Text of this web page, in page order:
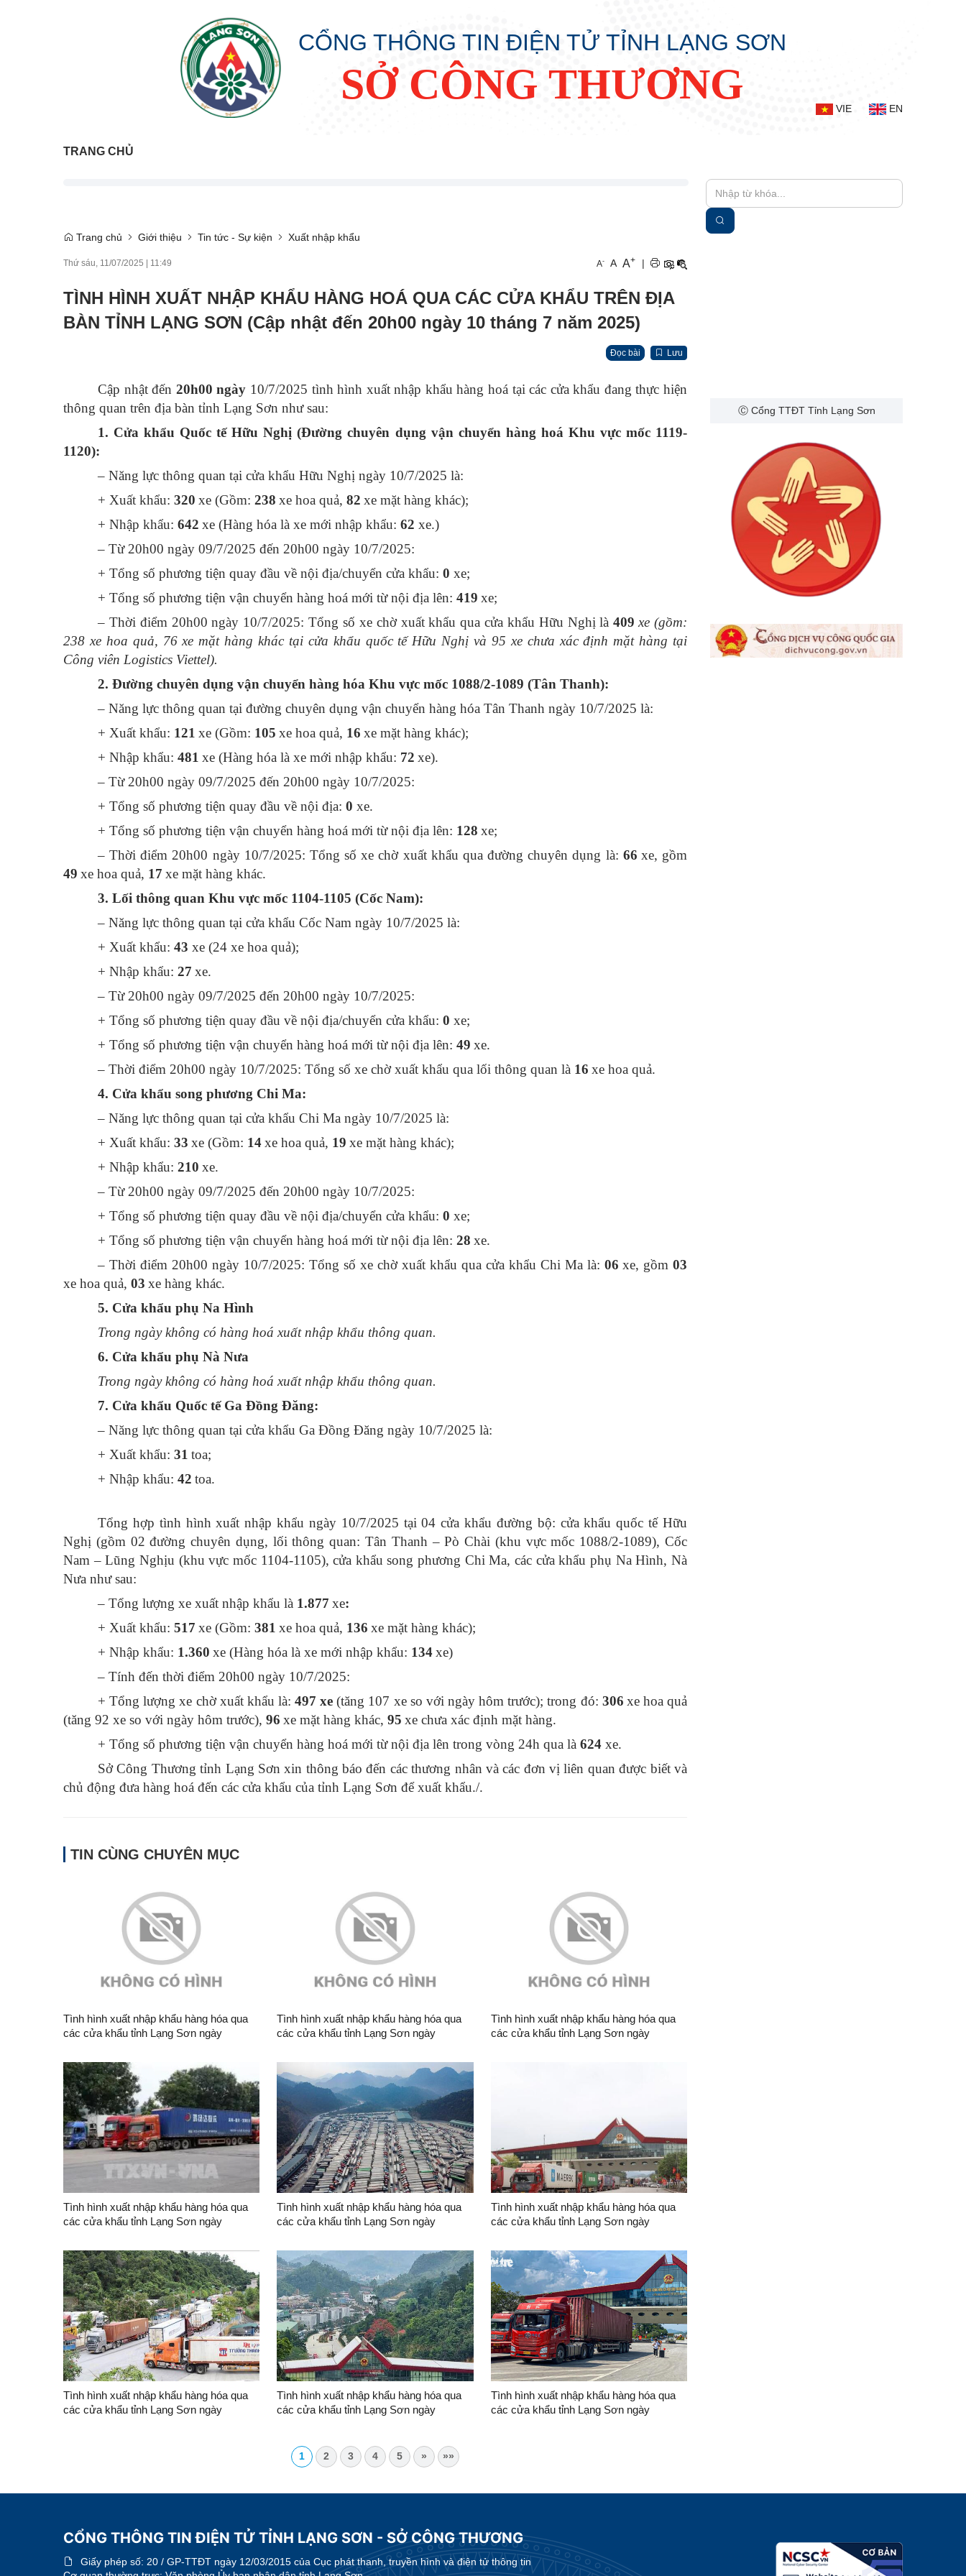
CỔNG THÔNG TIN ĐIỆN TỬ TỈNH LẠNG SƠN
SỞ CÔNG THƯƠNG
VIE EN
TRANG CHỦ
Trang chủ Giới thiệu Tin tức - Sự kiện Xuất nhập khẩu
Thứ sáu, 11/07/2025 | 11:49 A- A A+ |
TÌNH HÌNH XUẤT NHẬP KHẨU HÀNG HOÁ QUA CÁC CỬA KHẨU TRÊN ĐỊA
BÀN TỈNH LẠNG SƠN (Cập nhật đến 20h00 ngày 10 tháng 7 năm 2025)
Đọc bài Lưu
Cập nhật đến 20h00 ngày 10/7/2025 tình hình xuất nhập khẩu hàng hoá tại các cửa khẩu đang thực hiện
thông quan trên địa bàn tỉnh Lạng Sơn như sau:
1. Cửa khẩu Quốc tế Hữu Nghị (Đường chuyên dụng vận chuyển hàng hoá Khu vực mốc 1119-
1120):
– Năng lực thông quan tại cửa khẩu Hữu Nghị ngày 10/7/2025 là:
+ Xuất khẩu: 320 xe (Gồm: 238 xe hoa quả, 82 xe mặt hàng khác);
+ Nhập khẩu: 642 xe (Hàng hóa là xe mới nhập khẩu: 62 xe.)
– Từ 20h00 ngày 09/7/2025 đến 20h00 ngày 10/7/2025:
+ Tổng số phương tiện quay đầu về nội địa/chuyển cửa khẩu: 0 xe;
+ Tổng số phương tiện vận chuyển hàng hoá mới từ nội địa lên: 419 xe;
– Thời điểm 20h00 ngày 10/7/2025: Tổng số xe chờ xuất khẩu qua cửa khẩu Hữu Nghị là 409 xe (gồm:
238 xe hoa quả, 76xe mặt hàng khác tại cửa khẩu quốc tế Hữu Nghị và 95 xe chưa xác định mặt hàng tại
Công viên Logistics Viettel).
2. Đường chuyên dụng vận chuyển hàng hóa Khu vực mốc 1088/2-1089 (Tân Thanh):
– Năng lực thông quan tại đường chuyên dụng vận chuyển hàng hóa Tân Thanh ngày 10/7/2025 là:
+ Xuất khẩu: 121 xe (Gồm: 105 xe hoa quả, 16 xe mặt hàng khác);
+ Nhập khẩu: 481 xe (Hàng hóa là xe mới nhập khẩu: 72 xe).
– Từ 20h00 ngày 09/7/2025 đến 20h00 ngày 10/7/2025:
+ Tổng số phương tiện quay đầu về nội địa: 0 xe.
+ Tổng số phương tiện vận chuyển hàng hoá mới từ nội địa lên: 128 xe;
– Thời điểm 20h00 ngày 10/7/2025: Tổng số xe chờ xuất khẩu qua đường chuyên dụng là: 66 xe, gồm
49 xe hoa quả, 17 xe mặt hàng khác.
3. Lối thông quan Khu vực mốc 1104-1105 (Cốc Nam):
– Năng lực thông quan tại cửa khẩu Cốc Nam ngày 10/7/2025 là:
+ Xuất khẩu: 43 xe (24 xe hoa quả);
+ Nhập khẩu: 27 xe.
– Từ 20h00 ngày 09/7/2025 đến 20h00 ngày 10/7/2025:
+ Tổng số phương tiện quay đầu về nội địa/chuyển cửa khẩu: 0 xe;
+ Tổng số phương tiện vận chuyển hàng hoá mới từ nội địa lên: 49 xe.
– Thời điểm 20h00 ngày 10/7/2025: Tổng số xe chờ xuất khẩu qua lối thông quan là 16 xe hoa quả.
4. Cửa khẩu song phương Chi Ma:
– Năng lực thông quan tại cửa khẩu Chi Ma ngày 10/7/2025 là:
+ Xuất khẩu: 33 xe (Gồm: 14xe hoa quả, 19 xe mặt hàng khác);
+ Nhập khẩu: 210 xe.
– Từ 20h00 ngày 09/7/2025 đến 20h00 ngày 10/7/2025:
+ Tổng số phương tiện quay đầu về nội địa/chuyển cửa khẩu: 0 xe;
+ Tổng số phương tiện vận chuyển hàng hoá mới từ nội địa lên: 28 xe.
– Thời điểm 20h00 ngày 10/7/2025: Tổng số xe chờ xuất khẩu qua cửa khẩu Chi Ma là: 06 xe, gồm 03
xe hoa quả, 03 xe hàng khác.
5. Cửa khẩu phụ Na Hình
Trong ngày không có hàng hoá xuất nhập khẩu thông quan.
6. Cửa khẩu phụ Nà Nưa
Trong ngày không có hàng hoá xuất nhập khẩu thông quan.
7. Cửa khẩu Quốc tế Ga Đồng Đăng:
– Năng lực thông quan tại cửa khẩu Ga Đồng Đăng ngày 10/7/2025 là:
+ Xuất khẩu: 31 toa;
+ Nhập khẩu: 42 toa.
Tổng hợp tình hình xuất nhập khẩu ngày 10/7/2025 tại 04 cửa khẩu đường bộ: cửa khẩu quốc tế Hữu
Nghị (gồm 02 đường chuyên dụng, lối thông quan: Tân Thanh – Pò Chài (khu vực mốc 1088/2-1089), Cốc
Nam – Lũng Nghịu (khu vực mốc 1104-1105), cửa khẩu song phương Chi Ma, các cửa khẩu phụ Na Hình, Nà
Nưa như sau:
– Tổng lượng xe xuất nhập khẩu là 1.877 xe:
+ Xuất khẩu: 517 xe (Gồm: 381 xe hoa quả, 136 xe mặt hàng khác);
+ Nhập khẩu: 1.360 xe (Hàng hóa là xe mới nhập khẩu: 134xe)
– Tính đến thời điểm 20h00 ngày 10/7/2025:
+ Tổng lượng xe chờ xuất khẩu là: 497 xe(tăng 107 xeso với ngày hôm trước); trong đó: 306 xe hoa quả
(tăng 92 xe so với ngày hôm trước), 96 xe mặt hàng khác, 95 xe chưa xác định mặt hàng.
+ Tổng số phương tiện vận chuyển hàng hoá mới từ nội địa lên trong vòng 24h qua là 624 xe.
Sở Công Thương tỉnh Lạng Sơn xin thông báo đến các thương nhân và các đơn vị liên quan được biết và
chủ động đưa hàng hoá đến các cửa khẩu của tỉnh Lạng Sơn để xuất khẩu./.
TIN CÙNG CHUYÊN MỤC
Tình hình xuất nhập khẩu hàng hóa qua
các cửa khẩu tỉnh Lạng Sơn ngày
Tình hình xuất nhập khẩu hàng hóa qua
các cửa khẩu tỉnh Lạng Sơn ngày
Tình hình xuất nhập khẩu hàng hóa qua
các cửa khẩu tỉnh Lạng Sơn ngày
Tình hình xuất nhập khẩu hàng hóa qua
các cửa khẩu tỉnh Lạng Sơn ngày
Tình hình xuất nhập khẩu hàng hóa qua
các cửa khẩu tỉnh Lạng Sơn ngày
Tình hình xuất nhập khẩu hàng hóa qua
các cửa khẩu tỉnh Lạng Sơn ngày
Tình hình xuất nhập khẩu hàng hóa qua
các cửa khẩu tỉnh Lạng Sơn ngày
Tình hình xuất nhập khẩu hàng hóa qua
các cửa khẩu tỉnh Lạng Sơn ngày
Tình hình xuất nhập khẩu hàng hóa qua
các cửa khẩu tỉnh Lạng Sơn ngày
1 2 3 4 5 » »»
Ⓒ Cổng TTĐT Tỉnh Lạng Sơn
CỔNG THÔNG TIN ĐIỆN TỬ TỈNH LẠNG SƠN - SỞ CÔNG THƯƠNG
Giấy phép số: 20 / GP-TTĐT ngày 12/03/2015 của Cục phát thanh, truyền hình và điện tử thông tin